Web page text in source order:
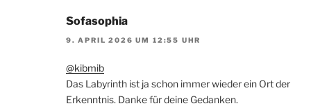
Sofasophia
9. APRIL 2026 UM 12:55 UHR
@kibmib
Das Labyrinth ist ja schon immer wieder ein Ort der
Erkenntnis. Danke für deine Gedanken.